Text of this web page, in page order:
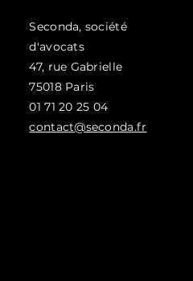
Seconda, société
d'avocats
47, rue Gabrielle
75018 Paris
01 71 20 25 04
contact@seconda.fr